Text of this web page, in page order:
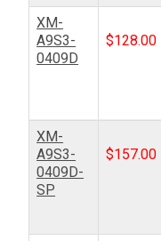
XM-
A9S3-
0409D
$128.00
XM-
A9S3-
0409D-
SP
$157.00